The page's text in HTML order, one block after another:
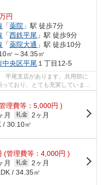
円
「薬院 」駅 徒歩7分
「西鉄平尾 」駅 徒歩9分
「薬院大通 」駅 徒歩10分
㎡～34.35㎡
中央区平尾 １丁目12-5
平尾支店があります。共用部に
ており、とても充実していま
理費等：5,000円 )
月 礼金
2ヶ月
/ 30.10㎡
(管理費等：4,000円 )
月 礼金
2ヶ月
/ 34.35㎡